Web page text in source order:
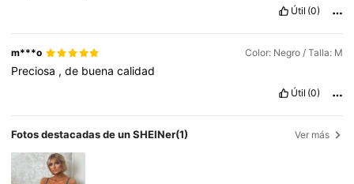
Útil (0)
m***o Color: Negro / Talla: M
Preciosa ,de buenacalidad
Útil (0)
Fotos destacadas de un SHEINer(1) Ver más